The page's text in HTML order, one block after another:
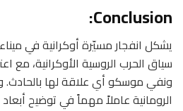
Conclusion:
يشكل انفجار مسيّرة أوكرانية في
سياق الحرب الروسية الأوكرانية، مع
ونفي موسكو أي علاقة لها بالحادث.
الرومانية عاملاً مهماً في توضيح